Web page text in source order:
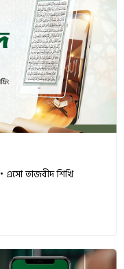
• এসো তাজবীদ শিখি